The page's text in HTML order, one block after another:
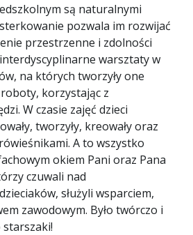
są naturalnymi
pozwala im rozwijać
przestrzenne i zdolności
warsztaty w
na których tworzyły one
korzystając z
W czasie zajęć dzieci
tworzyły, kreowały oraz
A to wszystko
okiem Pani oraz Pana
czuwali nad
służyli wsparciem,
zawodowym. Było twórczo i